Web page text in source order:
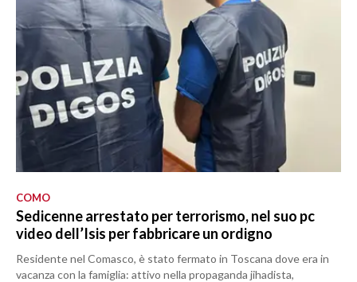
COMO
Sedicenne arrestato per terrorismo, nel suo pc
video dell’Isis per fabbricare un ordigno
Residente nel Comasco, è stato fermato in Toscana dove era in
vacanza con la famiglia: attivo nella propaganda jihadista,